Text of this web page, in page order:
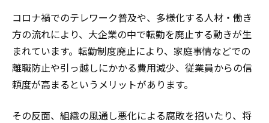
コロナ禍でのテレワーク普及や、多様化する人材・働き
方の流れにより、大企業の中で転勤を廃止する動きが生
まれています。転勤制度廃止により、家庭事情などでの
離職防止や引っ越しにかかる費用減少、従業員からの信
頼度が高まるというメリットがあります。
その反面、組織の風通し悪化による腐敗を招いたり、将